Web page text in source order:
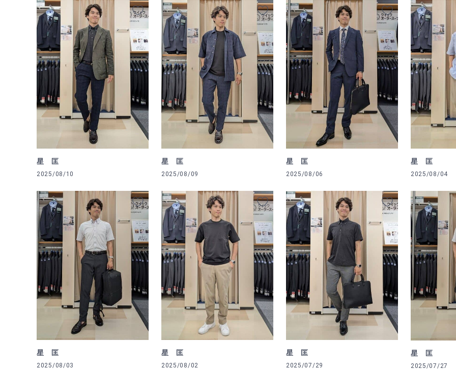
星 匡
2025/08/10
星 匡
2025/08/09
星 匡
2025/08/06
星 匡
2025/08/04
星 匡
2025/08/03
星 匡
2025/08/02
星 匡
2025/07/29
星 匡
2025/07/27